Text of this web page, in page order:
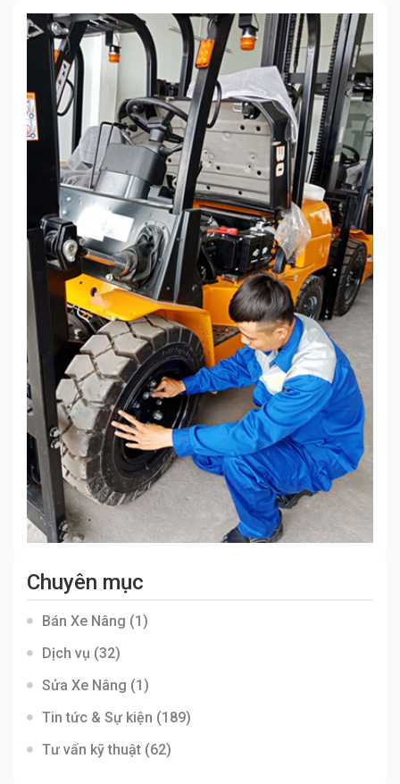
Chuyên mục
Bán Xe Nâng (1)
Dịch vụ (32)
Sửa Xe Nâng (1)
Tin tức & Sự kiện (189)
Tư vấn kỹ thuật (62)